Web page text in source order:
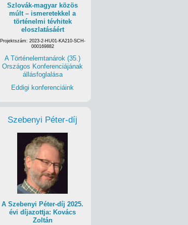
Szlovák-magyar közös
múlt – ismeretekkel a
történelmi tévhitek
eloszlatásáért
Projektszám: 2023-2-HU01-KA210-SCH-
000169882
A Történelemtanárok (35.)
Országos Konferenciájának
állásfoglalása
Eddigi konferenciáink
Szebenyi Péter-díj
A Szebenyi Péter-díj 2025.
évi díjazottja: Kovács
Zoltán